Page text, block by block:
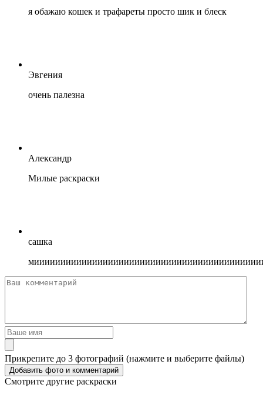
я обажаю кошек и трафареты просто шик и блеск
Эвгения
очень палезна
Александр
Милые раскраски
сашка
Прикрепите до 3 фотографий (нажмите и выберите файлы)
Смотрите другие раскраски